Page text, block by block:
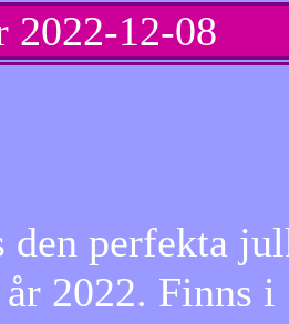
2022-12-08
den perfekta
2022. Finns